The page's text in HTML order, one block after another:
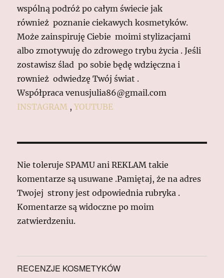
wspólną podróż po całym świecie jak
również poznanie ciekawych kosmetyków.
Może zainspiruję Ciebie moimi stylizacjami
albo zmotywuję do zdrowego trybu życia . Jeśli
zostawisz ślad po sobie będę wdzięczna i
rownież odwiedzę Twój świat .
Współpraca venusjulia86@gmail.com
INSTAGRAM ,YOUTUBE
Nie toleruje SPAMU ani REKLAM takie
komentarze są usuwane .Pamiętaj, że na adres
Twojej strony jest odpowiednia rubryka .
Komentarze są widoczne po moim
zatwierdzeniu.
RECENZJE KOSMETYKÓW